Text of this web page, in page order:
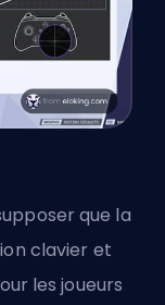
que la
clavier et
les joueurs